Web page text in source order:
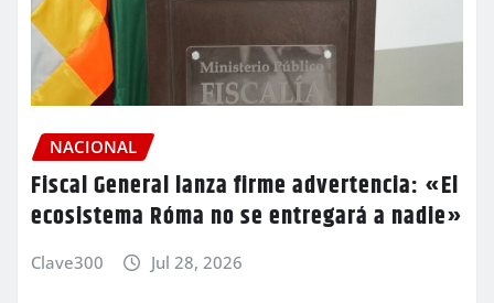
NACIONAL
Fiscal General lanza firme advertencia: «El
ecosistema Róma no se entregará a nadie»
Clave300 Jul 28, 2026